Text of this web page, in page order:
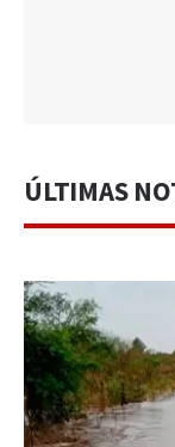
ÚLTIMAS